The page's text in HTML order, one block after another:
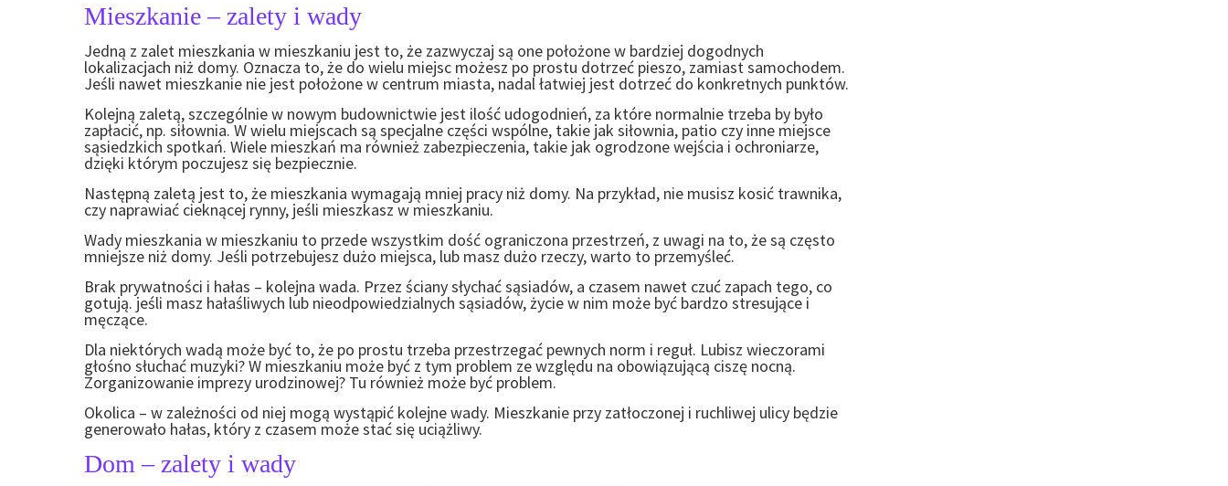
Mieszkanie – zalety i wady
Jedną z zalet mieszkania w mieszkaniu jest to, że zazwyczaj są one położone w bardziej dogodnych
lokalizacjach niż domy. Oznacza to, że do wielu miejsc możesz po prostu dotrzeć pieszo, zamiast samochodem.
Jeśli nawet mieszkanie nie jest położone w centrum miasta, nadal łatwiej jest dotrzeć do konkretnych punktów.
Kolejną zaletą, szczególnie w nowym budownictwie jest ilość udogodnień, za które normalnie trzeba by było
zapłacić, np. siłownia. W wielu miejscach są specjalne części wspólne, takie jak siłownia, patio czy inne miejsce
sąsiedzkich spotkań. Wiele mieszkań ma również zabezpieczenia, takie jak ogrodzone wejścia i ochroniarze,
dzięki którym poczujesz się bezpiecznie.
Następną zaletą jest to, że mieszkania wymagają mniej pracy niż domy. Na przykład, nie musisz kosić trawnika,
czy naprawiać cieknącej rynny, jeśli mieszkasz w mieszkaniu.
Wady mieszkania w mieszkaniu to przede wszystkim dość ograniczona przestrzeń, z uwagi na to, że są często
mniejsze niż domy. Jeśli potrzebujesz dużo miejsca, lub masz dużo rzeczy, warto to przemyśleć.
Brak prywatności i hałas – kolejna wada. Przez ściany słychać sąsiadów, a czasem nawet czuć zapach tego, co
gotują.jeśli masz hałaśliwych lub nieodpowiedzialnych sąsiadów, życie w nim może być bardzo stresujące i
męczące.
Dla niektórych wadą może być to, że po prostu trzeba przestrzegać pewnych norm i reguł. Lubisz wieczorami
głośno słuchać muzyki? W mieszkaniu może być z tym problem ze względu na obowiązującą ciszę nocną.
Zorganizowanie imprezy urodzinowej? Tu również może być problem.
Okolica – w zależności od niej mogą wystąpić kolejne wady. Mieszkanie przy zatłoczonej i ruchliwej ulicy będzie
generowało hałas, który z czasem może stać się uciążliwy.
Dom – zalety i wady